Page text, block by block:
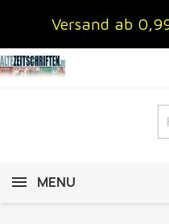
Versand ab
MENU